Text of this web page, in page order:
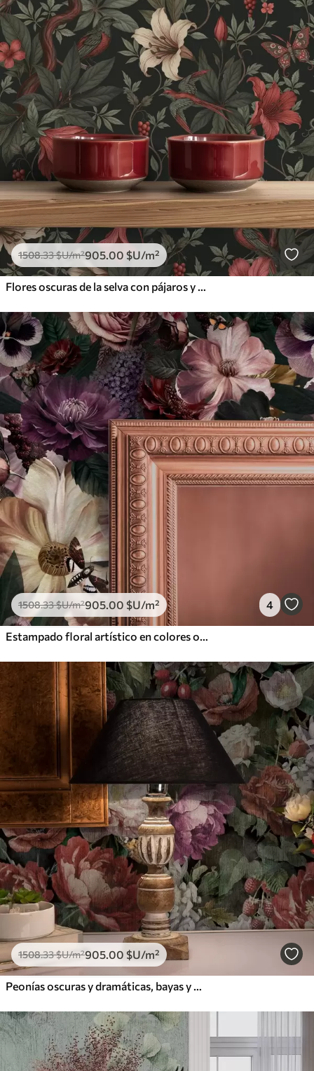
1508.33$U/m²905.00 $U/m²
Flores oscuras de la selva con pájaros y mariposas
1508.33$U/m²905.00 $U/m² 4
Estampado floral artístico en colores oscuros
1508.33$U/m²905.00 $U/m²
Peonías oscuras y dramáticas, bayas y mariposa sobre fondo negro